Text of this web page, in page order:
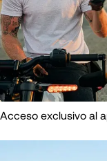
Acceso exclusivo al